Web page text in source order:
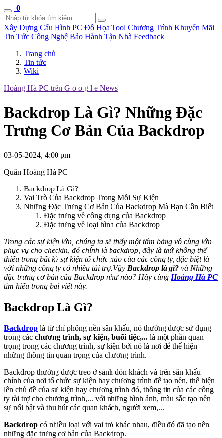
0
Xây Dựng Cấu Hình PC Đồ Họa Tool Chương Trình Khuyến Mãi
Tin Tức Công Nghệ Bảo Hành Tận Nhà Feedback
Trang chủ
Tin tức
Wiki
Hoàng Hà PC trên G o o g l e News
Backdrop Là Gì? Những Đặc
Trưng Cơ Bản Của Backdrop
03-05-2024, 4:00 pm |
Quân Hoàng Hà PC
Backdrop Là Gì?
Vai Trò Của Backdrop Trong Mỗi Sự Kiện
Những Đặc Trưng Cơ Bản Của Backdrop Mà Bạn Cần Biết
Đặc trưng về công dụng của Backdrop
Đặc trưng về loại hình của Backdrop
Trong các sự kiện lớn, chúng ta sẽ thấy một tấm bảng vô cùng lớn
phục vụ cho checkin, đó chính là backdrop, đây là thứ không thể
thiếu trong bất kỳ sự kiện tổ chức nào của các công ty, đặc biệt là
với những công ty có nhiều tài trợ.Vậy Backdrop là gì? và Những
đặc trưng cơ bản của Backdrop như nào? Hãy cùng Hoàng Hà PC
tìm hiểu trong bài viết này.
Backdrop Là Gì?
Backdrop là từ chỉ phông nền sân khấu, nó thường được sử dụng
trong các chương trình, sự kiện, buổi tiệc,... là một phần quan
trọng trong các chương trình, sự kiện bởi nó là nơi để thể hiện
những thông tin quan trọng của chương trình.
Backdrop thường được treo ở sảnh đón khách và trên sân khấu
chính của nơi tổ chức sự kiện hay chương trình để tạo nền, thể hiện
lên chủ đề của sự kiện hay chương trình đó, thông tin của các công
ty tài trợ cho chương trình,... với những hình ảnh, màu sắc tạo nên
sự nổi bật và thu hút các quan khách, người xem,...
Backdrop có nhiều loại với vai trò khác nhau, điều đó đã tạo nên
những đặc trưng cơ bản của Backdrop.